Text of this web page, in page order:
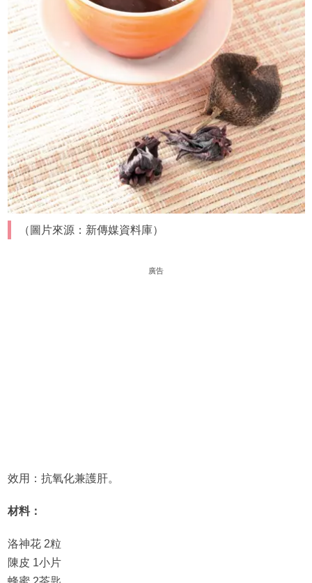
（圖片來源：新傳媒資料庫）
廣告
效用：抗氧化兼護肝。
材料：
洛神花 2粒
陳皮 1小片